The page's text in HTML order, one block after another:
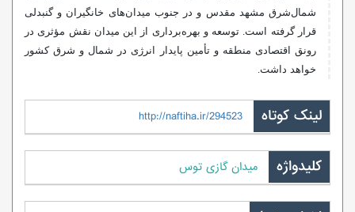
شمال‌شرق مشهد مقدس و در جنوب میدان‌های خانگیران و گنبدلی
قرار گرفته است. توسعه و بهره‌برداری از این میدان نقش مؤثری در
رونق اقتصادی منطقه و تأمین پایدار انرژی در شمال و شرق کشور
خواهد داشت.
لینک کوتاه http://naftiha.ir/294523
کلیدواژه میدان گازی توس